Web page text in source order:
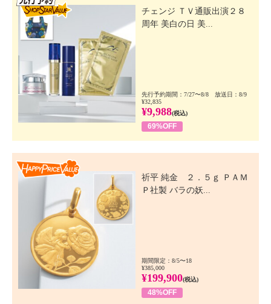
チェンジ ＴＶ通販出演２８
周年 美白の日 美...
先行予約期間：7/27〜8/8 放送日：8/9
¥32,835
¥9,988(税込)
69%OFF
祈平 純金 ２．５ｇ ＰＡＭ
Ｐ社製 バラの妖...
期間限定：8/5〜18
¥385,000
¥199,900(税込)
48%OFF